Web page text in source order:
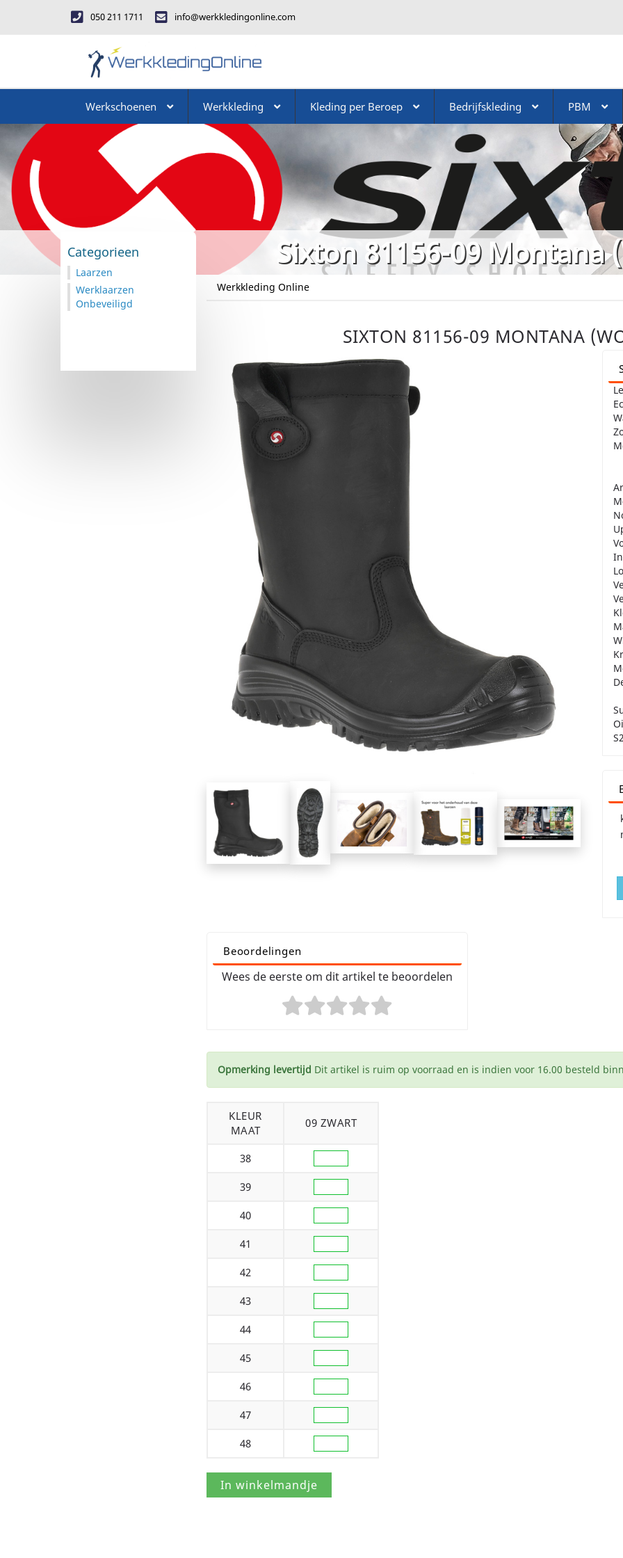
050 211 1711 info@werkkledingonline.com
Werkschoenen Werkkleding Kleding per Beroep Bedrijfskleding PBM
Sixton 81156-09 Montana
Werkkleding Online
SIXTON 81156-09 MONTANA
Beoordelingen
Wees de eerste om dit artikel te beoordelen
Opmerking levertijd Dit artikel is ruim op voorraad en is indien voor 16.00 besteld
KLEUR
MAAT
09 ZWART
38
39
40
41
42
43
44
45
46
47
48
Categorieen
Laarzen
Werklaarzen
Onbeveiligd